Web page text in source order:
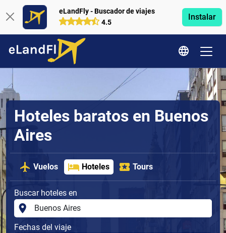
eLandFly - Buscador de viajes
4.5
Instalar
Hoteles baratos en Buenos
Aires
Vuelos Hoteles Tours
Buscar hoteles en
Fechas del viaje